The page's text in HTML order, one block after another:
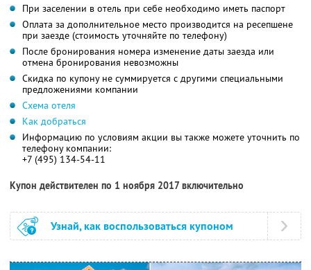
При заселении в отель при себе необходимо иметь паспорт
Оплата за дополнительное место производится на ресепшене
при заезде (стоимость уточняйте по телефону)
После бронирования номера изменение даты заезда или
отмена бронирования невозможны
Скидка по купону не суммируется с другими специальными
предложениями компании
Схема отеля
Как добраться
Информацию по условиям акции вы также можете уточнить по
телефону компании:
+7 (495) 134-54-11
Купон действителен по 1 ноября 2017 включительно
Узнай, как воспользоваться купоном